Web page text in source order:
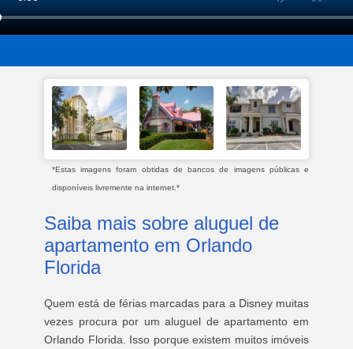
*Estas imagens foram obtidas de bancos de imagens públicas e
disponíveis livremente na internet.*
Saiba mais sobre aluguel de
apartamento em Orlando
Florida
Quem está de férias marcadas para a Disney muitas
vezes procura por um aluguel de apartamento em
Orlando Florida. Isso porque existem muitos imóveis